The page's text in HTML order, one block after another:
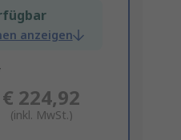
anzeigen
€ 224,92
(inkl. MwSt.)